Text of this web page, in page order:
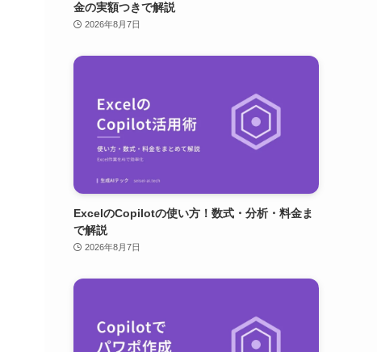
金の実額つきで解説
2026年8月7日
ExcelのCopilotの使い方！数式・分析・料金ま
で解説
2026年8月7日